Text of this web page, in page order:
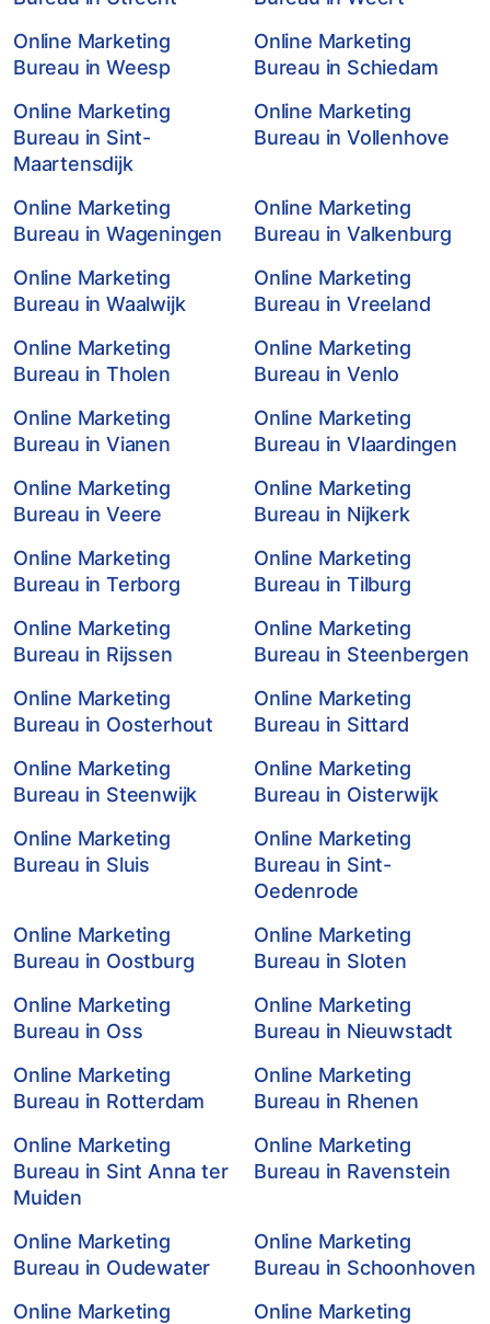
Online Marketing
Bureau in Weesp
Online Marketing
Bureau in Schiedam
Online Marketing
Bureau in Sint-
Maartensdijk
Online Marketing
Bureau in Vollenhove
Online Marketing
Bureau in Wageningen
Online Marketing
Bureau in Valkenburg
Online Marketing
Bureau in Waalwijk
Online Marketing
Bureau in Vreeland
Online Marketing
Bureau in Tholen
Online Marketing
Bureau in Venlo
Online Marketing
Bureau in Vianen
Online Marketing
Bureau in Vlaardingen
Online Marketing
Bureau in Veere
Online Marketing
Bureau in Nijkerk
Online Marketing
Bureau in Terborg
Online Marketing
Bureau in Tilburg
Online Marketing
Bureau in Rijssen
Online Marketing
Bureau in Steenbergen
Online Marketing
Bureau in Oosterhout
Online Marketing
Bureau in Sittard
Online Marketing
Bureau in Steenwijk
Online Marketing
Bureau in Oisterwijk
Online Marketing
Bureau in Sluis
Online Marketing
Bureau in Sint-
Oedenrode
Online Marketing
Bureau in Oostburg
Online Marketing
Bureau in Sloten
Online Marketing
Bureau in Oss
Online Marketing
Bureau in Nieuwstadt
Online Marketing
Bureau in Rotterdam
Online Marketing
Bureau in Rhenen
Online Marketing
Bureau in Sint Anna ter
Muiden
Online Marketing
Bureau in Ravenstein
Online Marketing
Bureau in Oudewater
Online Marketing
Bureau in Schoonhoven
Online Marketing
Online Marketing